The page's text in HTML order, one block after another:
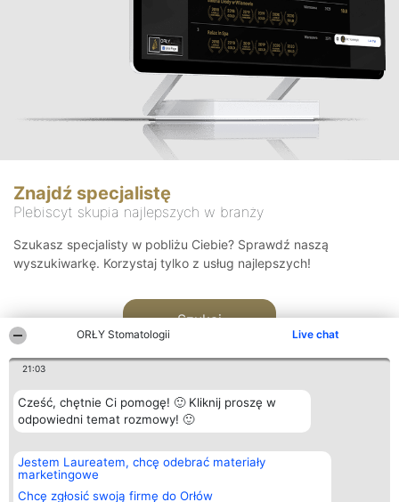
ORŁY Stomatologii Live chat
21:03
Cześć, chętnie Ci pomogę! 🙂 Kliknij proszę w
odpowiedni temat rozmowy! 🙂
Jestem Laureatem, chcę odebrać materiały
marketingowe
Chcę zgłosić swoją firmę do Orłów
Znajdź specjalistę
Plebiscyt skupia najlepszych w branży
Szukasz specjalisty w pobliżu Ciebie? Sprawdź naszą
wyszukiwarkę. Korzystaj tylko z usług najlepszych!
Szukaj
Organizator plebiscytu
Bright Side Solutions sp. z o.
o. sp. k.
ul. Ruska 22
Plebiscyt
Laureaci
wszystkich
Kontakt
Kontakt